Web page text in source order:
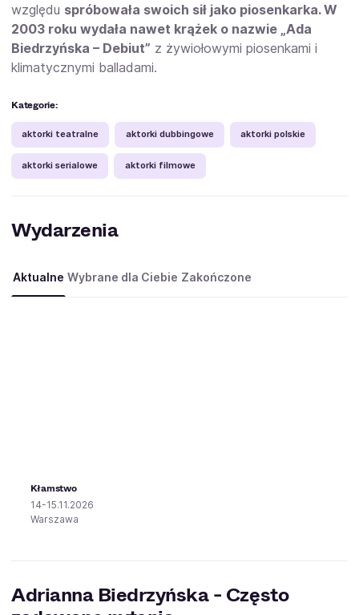
względu spróbowała swoich sił jako piosenkarka. W
2003 roku wydała nawet krążek o nazwie „Ada
Biedrzyńska – Debiut” z żywiołowymi piosenkami i
klimatycznymi balladami.
Kategorie:
aktorki teatralne aktorki dubbingowe aktorki polskie
aktorki serialowe aktorki filmowe
Wydarzenia
Aktualne Wybrane dla Ciebie Zakończone
Kłamstwo
14-15.11.2026
Warszawa
Adrianna Biedrzyńska - Często